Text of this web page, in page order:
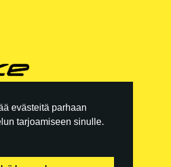
evästeitä parhaan
tarjoamiseen sinulle.
KÄYTTÖEHDOT
6